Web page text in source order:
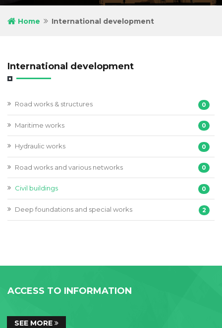
Home International development
International development
Road works & structures 0
Maritime works 0
Hydraulic works 0
Road works and various networks 0
Civil buildings 0
Deep foundations and special works 2
ACCESS TO INFORMATION
SEE MORE